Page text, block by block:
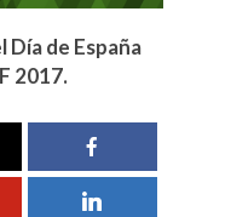
Día de España
2017.